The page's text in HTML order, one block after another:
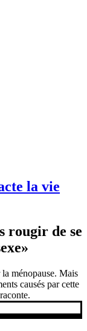
la vie
rougir de se
ménopause. Mais
causés par cette